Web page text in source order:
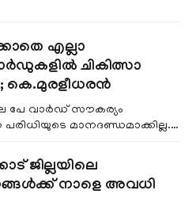
എല്ലാ
ചികിത്സാ
കെ.മുരളീധരൻ
പേ വാർഡ് സൗകര്യം
മാനദണ്ഡമാക്കില്ല.
ജില്ലയിലെ
നാളെ അവധി